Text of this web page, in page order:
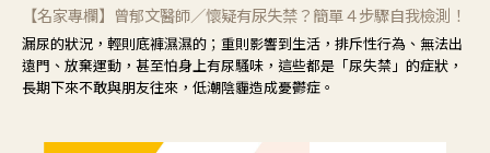
【名家專欄】曾郁文醫師／懷疑有尿失禁？簡單４步驟自我檢測！
漏尿的狀況，輕則底褲濕濕的；重則影響到生活，排斥性行為、無法出
遠門、放棄運動，甚至怕身上有尿騷味，這些都是「尿失禁」的症狀，
長期下來不敢與朋友往來，低潮陰霾造成憂鬱症。